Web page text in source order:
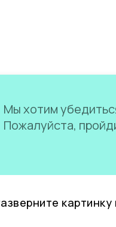
Мы хотим
Пожалуйста,